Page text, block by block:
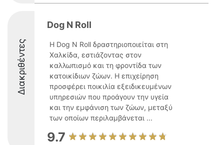
Διακριθέντες
Dog N Roll
Η Dog N Roll δραστηριοποιείται στη
Χαλκίδα, εστιάζοντας στον
καλλωπισμό και τη φροντίδα των
κατοικίδιων ζώων. Η επιχείρηση
προσφέρει ποικιλία εξειδικευμένων
υπηρεσιών που προάγουν την υγεία
και την εμφάνιση των ζώων, μεταξύ
των οποίων περιλαμβάνεται ...
9.7